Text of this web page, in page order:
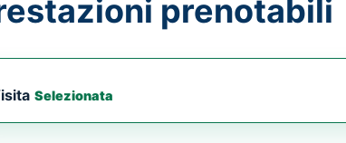
prenotabili
Selezionata